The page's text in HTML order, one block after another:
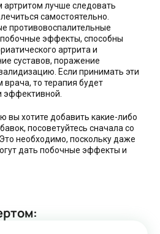
лучше следовать
самостоятельно.
противовоспалительные
эффекты, способны
артрита и
суставов, поражение
Если принимать эти
врача, то терапия будет
эффективной.
вы хотите добавить какие-либо
посоветуйтесь сначала со
необходимо, поскольку даже
дать побочные эффекты и
: